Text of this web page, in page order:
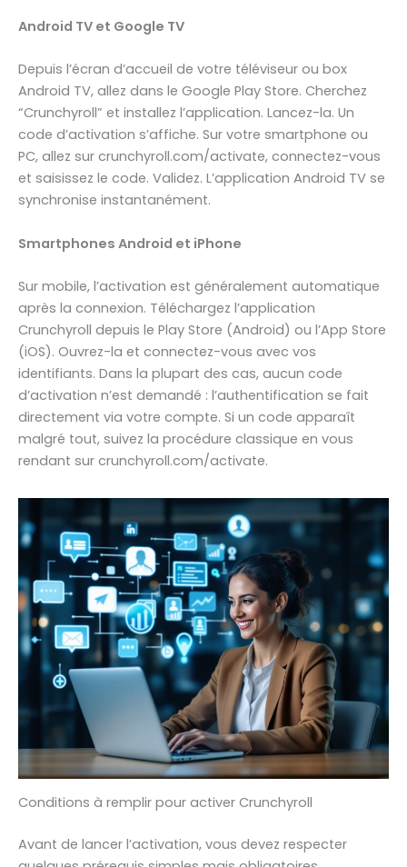
Android TV et Google TV
Depuis l’écran d’accueil de votre téléviseur ou box
Android TV, allez dans le Google Play Store. Cherchez
“Crunchyroll” et installez l’application. Lancez-la. Un
code d’activation s’affiche. Sur votre smartphone ou
PC, allez sur crunchyroll.com/activate, connectez-vous
et saisissez le code. Validez. L’application Android TV se
synchronise instantanément.
Smartphones Android et iPhone
Sur mobile, l’activation est généralement automatique
après la connexion. Téléchargez l’application
Crunchyroll depuis le Play Store (Android) ou l’App Store
(iOS). Ouvrez-la et connectez-vous avec vos
identifiants. Dans la plupart des cas, aucun code
d’activation n’est demandé : l’authentification se fait
directement via votre compte. Si un code apparaît
malgré tout, suivez la procédure classique en vous
rendant sur crunchyroll.com/activate.
Conditions à remplir pour activer Crunchyroll
Avant de lancer l’activation, vous devez respecter